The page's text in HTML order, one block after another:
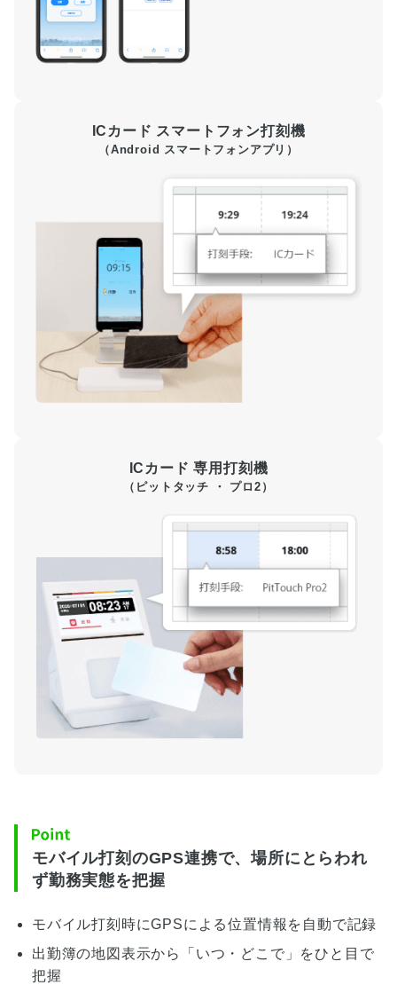
ICカード スマートフォン打刻機
（Android スマートフォンアプリ）
ICカード 専用打刻機
（ピットタッチ ・ プロ2）
モバイル打刻のGPS連携で、場所にとらわれ
ず勤務実態を把握
モバイル打刻時にGPSによる位置情報を自動で記録
出勤簿の地図表示から「いつ・どこで」をひと目で
把握